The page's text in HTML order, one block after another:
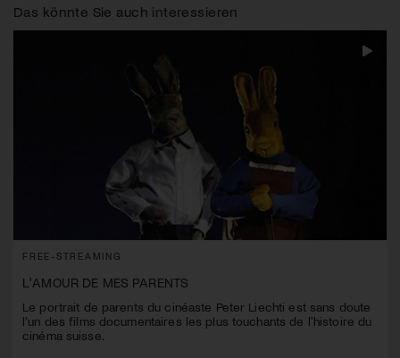
Das könnte Sie auch interessieren
FREE-STREAMING
L'AMOUR DE MES PARENTS
Le portrait de parents du cinéaste Peter Liechti est sans doute
l'un des films documentaires les plus touchants de l'histoire du
cinéma suisse.